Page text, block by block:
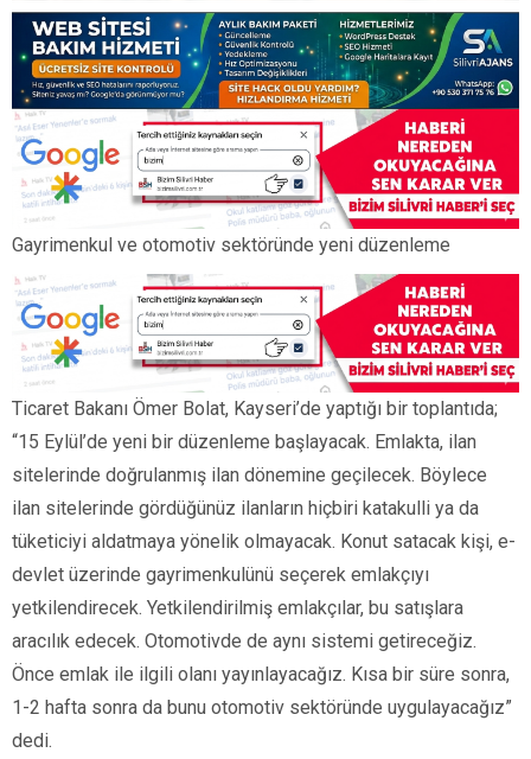
Gayrimenkul ve otomotiv sektöründe yeni düzenleme
Ticaret Bakanı Ömer Bolat, Kayseri’de yaptığı bir toplantıda;
“15 Eylül’de yeni bir düzenleme başlayacak. Emlakta, ilan
sitelerinde doğrulanmış ilan dönemine geçilecek. Böylece
ilan sitelerinde gördüğünüz ilanların hiçbiri katakulli ya da
tüketiciyi aldatmaya yönelik olmayacak. Konut satacak kişi, e-
devlet üzerinde gayrimenkulünü seçerek emlakçıyı
yetkilendirecek. Yetkilendirilmiş emlakçılar, bu satışlara
aracılık edecek. Otomotivde de aynı sistemi getireceğiz.
Önce emlak ile ilgili olanı yayınlayacağız. Kısa bir süre sonra,
1-2 hafta sonra da bunu otomotiv sektöründe uygulayacağız”
dedi.